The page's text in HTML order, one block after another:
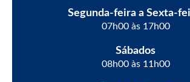
Segunda-feira a Sexta-
07h00 às 17h00
Sábados
08h00 às 11h00